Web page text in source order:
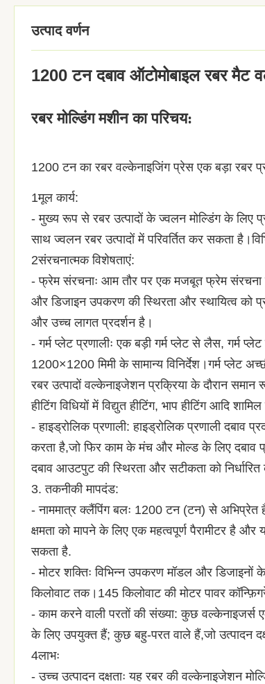
उत्पाद वर्णन
1200 टन दबाव ऑटोमोबाइल रबर मैट
रबर मोल्डिंग मशीन का परिचय:
1200 टन का रबर वल्केनाइजिंग प्रेस एक बड़ा रबर
1मूल कार्य:
- मुख्य रूप से रबर उत्पादों के ज्वलन मोल्डिंग के लिए
साथ ज्वलन रबर उत्पादों में परिवर्तित कर सकता
2संरचनात्मक विशेषताएं:
- फ्रेम संरचनाः आम तौर पर एक मजबूत फ्रेम संरचना
और डिजाइन उपकरण की स्थिरता और स्थायित्व को
और उच्च लागत प्रदर्शन है।
- गर्म प्लेट प्रणालीः एक बड़ी गर्म प्लेट से लैस, गर्म
1200×1200 मिमी के सामान्य विनिर्देश।गर्म प्लेट
रबर उत्पादों वल्केनाइजेशन प्रक्रिया के दौरान
हीटिंग विधियों में विद्युत हीटिंग, भाप हीटिंग आदि
- हाइड्रोलिक प्रणाली: हाइड्रोलिक प्रणाली दबाव
करता है,जो फिर काम के मंच और मोल्ड के लिए दबाव
दबाव आउटपुट की स्थिरता और सटीकता को निर्धारित
3. तकनीकी मापदंड:
- नाममात्र क्लैंपिंग बलः 1200 टन (टन) से अभिप्रेत
क्षमता को मापने के लिए एक महत्वपूर्ण पैरामीटर है
सकता है.
- मोटर शक्तिः विभिन्न उपकरण मॉडल और
किलोवाट तक।145 किलोवाट की मोटर पावर
- काम करने वाली परतों की संख्या: कुछ
के लिए उपयुक्त हैं; कुछ बहु-परत वाले हैं,जो उत्पादन
4लाभः
- उच्च उत्पादन दक्षताः यह रबर की वल्केनाइजेशन